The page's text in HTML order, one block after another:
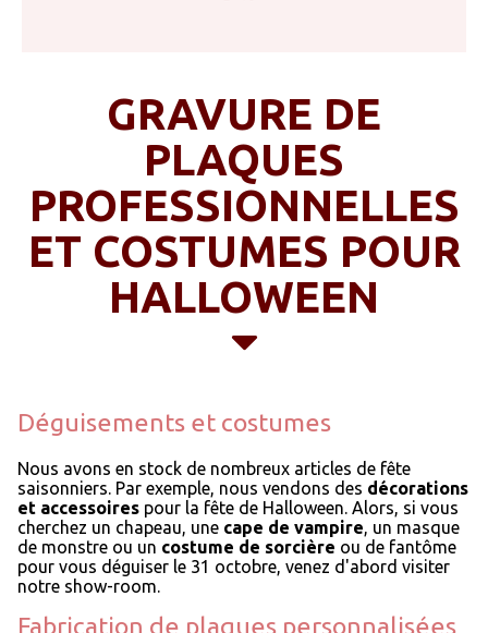
GRAVURE DE
PLAQUES
PROFESSIONNELLES
ET COSTUMES POUR
HALLOWEEN
Déguisements et costumes
Nous avons en stock de nombreux articles de fête
saisonniers. Par exemple, nous vendons des décorations
et accessoires pour la fête de Halloween. Alors, si vous
cherchez un chapeau, une cape de vampire, un masque
de monstre ou un costume de sorcière ou de fantôme
pour vous déguiser le 31 octobre, venez d'abord visiter
notre show-room.
Fabrication de plaques personnalisées